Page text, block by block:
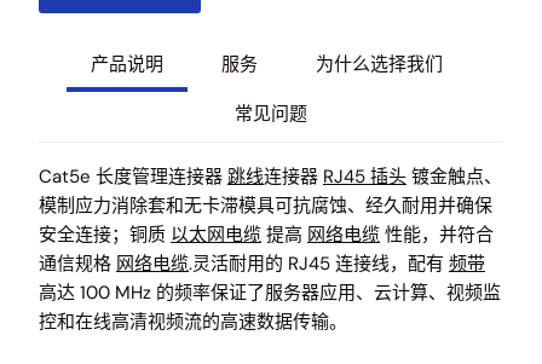
产品说明 服务 为什么选择我们
常见问题
Cat5e 长度管理连接器 跳线连接器 RJ45 插头 镀金触点、
模制应力消除套和无卡滞模具可抗腐蚀、经久耐用并确保
安全连接；铜质 以太网电缆 提高 网络电缆 性能，并符合
通信规格 网络电缆.灵活耐用的 RJ45 连接线，配有 频带
高达 100 MHz 的频率保证了服务器应用、云计算、视频监
控和在线高清视频流的高速数据传输。